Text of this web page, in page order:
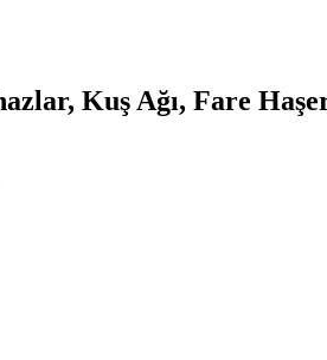
Kuş Ağı, Fare